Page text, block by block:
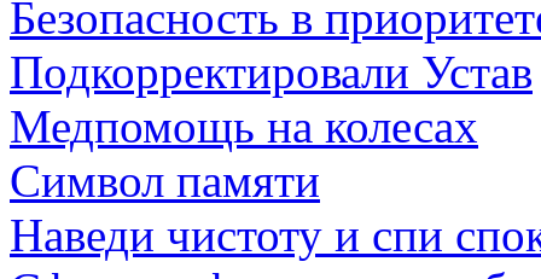
Безопасность в
Подкорректировали Устав
Медпомощь на колесах
Символ памяти
Наведи чистоту и спи